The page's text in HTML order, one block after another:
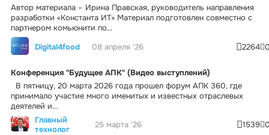
Автор материала – Ирина Правская, руководитель направления
разработки «Константа ИТ» Материал подготовлен совместно с
партнером комьюнити по...
Digital4food
08 апреля '26 2264
Конференция "Будущее АПК" (Видео выступлений)
В пятницу, 20 марта 2026 года прошел форум АПК 360, где
принимало участие много именитых и известных отраслевых
деятелей и...
Главный
технолог
25 марта '26 1539